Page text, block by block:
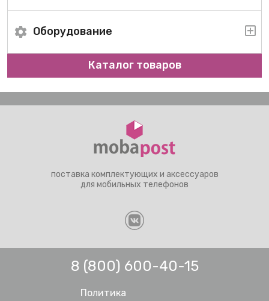
Оборудование
Каталог товаров
поставка комплектующих и аксессуаров
для мобильных телефонов
8 (800) 600-40-15
Политика